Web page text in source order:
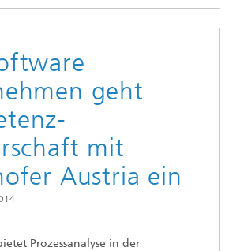
geht
mit
Austria ein
Prozessanalyse in der